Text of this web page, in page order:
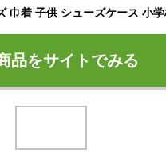
品をサイトでみる